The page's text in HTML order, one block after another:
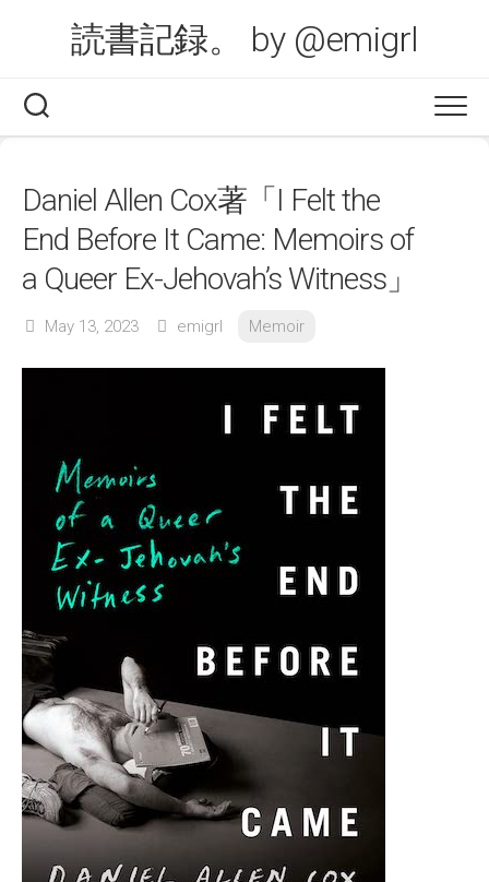
読書記録。 by @emigrl
Daniel Allen Cox著「I Felt the
End Before It Came: Memoirs of
a Queer Ex-Jehovah’s Witness」
May 13, 2023 emigrl Memoir